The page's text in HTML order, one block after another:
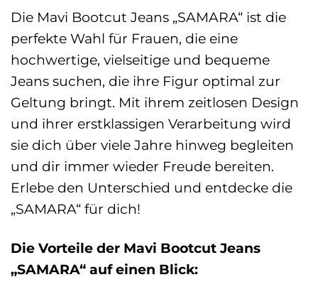
Die Mavi Bootcut Jeans „SAMARA“ ist die
perfekte Wahl für Frauen, die eine
hochwertige, vielseitige und bequeme
Jeans suchen, die ihre Figur optimal zur
Geltung bringt. Mit ihrem zeitlosen Design
und ihrer erstklassigen Verarbeitung wird
sie dich über viele Jahre hinweg begleiten
und dir immer wieder Freude bereiten.
Erlebe den Unterschied und entdecke die
„SAMARA“ für dich!
Die Vorteile der Mavi Bootcut Jeans
„SAMARA“ auf einen Blick: